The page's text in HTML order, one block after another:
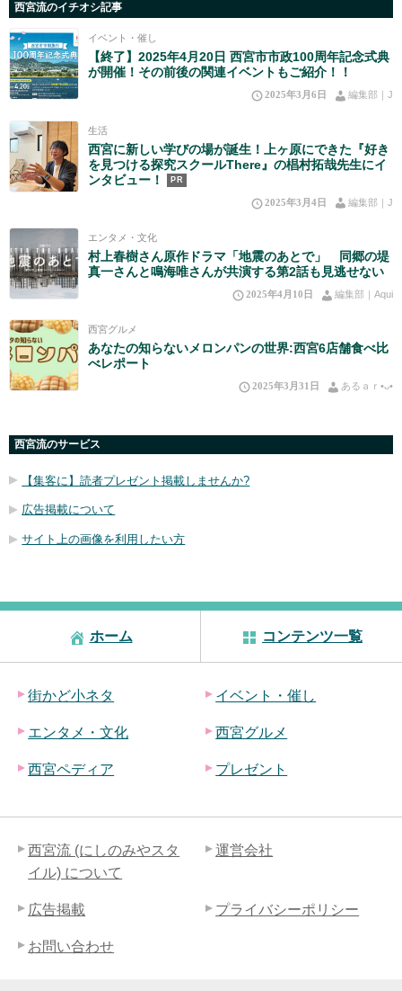
西宮流のイチオシ記事
イベント・催し
【終了】2025年4月20日 西宮市市政100周年記念式典
が開催！その前後の関連イベントもご紹介！！
2025年3月6日 編集部｜J
生活
西宮に新しい学びの場が誕生！上ヶ原にできた『好き
を見つける探究スクールThere』の椙村拓哉先生にイ
ンタビュー！
PR
2025年3月4日 編集部｜J
エンタメ・文化
村上春樹さん原作ドラマ「地震のあとで」 同郷の堤
真一さんと鳴海唯さんが共演する第2話も見逃せない
2025年4月10日 編集部｜Aqui
西宮グルメ
あなたの知らないメロンパンの世界:西宮6店舗食べ比
べレポート
2025年3月31日 あるａｒ•⁠ᴗ⁠•⁠
西宮流のサービス
【集客に】読者プレゼント掲載しませんか?
広告掲載について
サイト上の画像を利用したい方
ホーム コンテンツ一覧
街かど小ネタ イベント・催し
エンタメ・文化 西宮グルメ
西宮ペディア プレゼント
西宮流 (にしのみやスタ
イル) について
運営会社
広告掲載 プライバシーポリシー
お問い合わせ